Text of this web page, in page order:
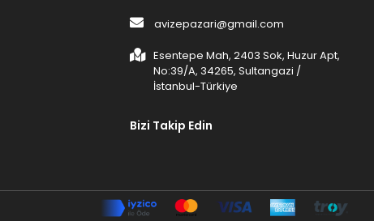
avizepazari@gmail.com
Esentepe Mah, 2403 Sok, Huzur Apt,
No:39/A, 34265, Sultangazi /
İstanbul-Türkiye
Bizi Takip Edin